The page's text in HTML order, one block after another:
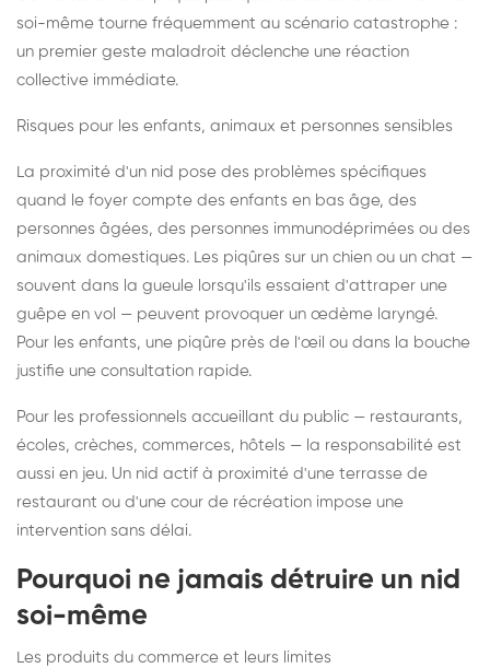
soi-même tourne fréquemment au scénario catastrophe :
un premier geste maladroit déclenche une réaction
collective immédiate.
Risques pour les enfants, animaux et personnes sensibles
La proximité d'un nid pose des problèmes spécifiques
quand le foyer compte des enfants en bas âge, des
personnes âgées, des personnes immunodéprimées ou des
animaux domestiques. Les piqûres sur un chien ou un chat —
souvent dans la gueule lorsqu'ils essaient d'attraper une
guêpe en vol — peuvent provoquer un œdème laryngé.
Pour les enfants, une piqûre près de l'œil ou dans la bouche
justifie une consultation rapide.
Pour les professionnels accueillant du public — restaurants,
écoles, crèches, commerces, hôtels — la responsabilité est
aussi en jeu. Un nid actif à proximité d'une terrasse de
restaurant ou d'une cour de récréation impose une
intervention sans délai.
Pourquoi ne jamais détruire un nid
soi-même
Les produits du commerce et leurs limites